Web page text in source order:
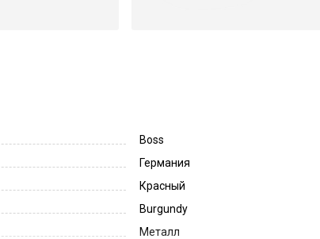
Boss
Германия
Красный
Burgundy
Металл